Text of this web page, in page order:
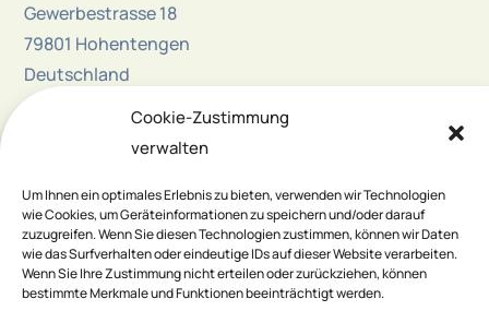
Cookie-Zustimmung
verwalten
Um Ihnen ein optimales Erlebnis zu bieten, verwenden wir Technologien
wie Cookies, um Geräteinformationen zu speichern und/oder darauf
zuzugreifen. Wenn Sie diesen Technologien zustimmen, können wir Daten
wie das Surfverhalten oder eindeutige IDs auf dieser Website verarbeiten.
Wenn Sie Ihre Zustimmung nicht erteilen oder zurückziehen, können
bestimmte Merkmale und Funktionen beeinträchtigt werden.
Gewerbestrasse 18
79801 Hohentengen
Deutschland
49 7742 9222060
info@salus-hochrhein.de